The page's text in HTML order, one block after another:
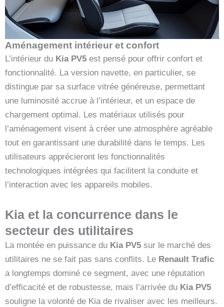
Aménagement intérieur et confort
L’intérieur du Kia PV5 est pensé pour offrir confort et
fonctionnalité. La version navette, en particulier, se
distingue par sa surface vitrée généreuse, permettant
une luminosité accrue à l’intérieur, et un espace de
chargement optimal. Les matériaux utilisés pour
l’aménagement visent à créer une atmosphère agréable
tout en garantissant une durabilité dans le temps. Les
utilisateurs apprécieront les fonctionnalités
technologiques intégrées qui facilitent la conduite et
l’interaction avec les appareils mobiles.
Kia et la concurrence dans le
secteur des utilitaires
La montée en puissance du Kia PV5 sur le marché des
utilitaires ne se fait pas sans conflits. Le Renault Trafic
a longtemps dominé ce segment, avec une réputation
d’efficacité et de robustesse, mais l’arrivée du Kia PV5
souligne la volonté de Kia de rivaliser avec les meilleurs.